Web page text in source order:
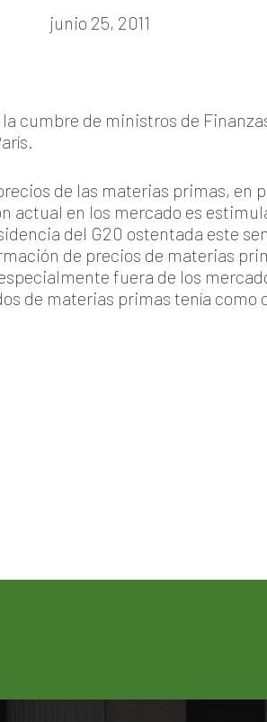
junio 25, 2011
cumbre de ministros de
de las materias primas, en
actual en los mercado es
del G20 ostentada este
de precios de materias
fuera de los
de materias primas tenía como